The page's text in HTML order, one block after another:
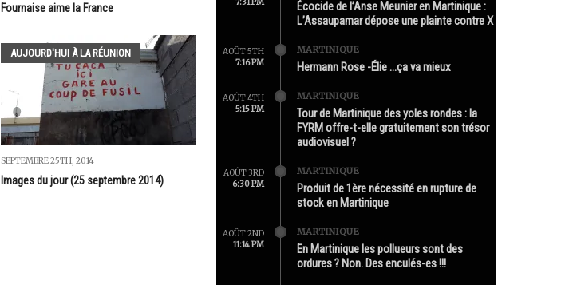
Fournaise aime la France
AUJOURD'HUI À LA RÉUNION
SEPTEMBRE 25TH, 2014
Images du jour (25 septembre 2014)
Écocide de l’Anse Meunier en Martinique :
L’Assaupamar dépose une plainte contre X
AOÛT 5TH
7:16 PM
MARTINIQUE
Hermann Rose -Élie …ça va mieux
AOÛT 4TH
5:15 PM
MARTINIQUE
Tour de Martinique des yoles rondes : la
FYRM offre-t-elle gratuitement son trésor
audiovisuel ?
AOÛT 3RD
6:30 PM
MARTINIQUE
Produit de 1ère nécessité en rupture de
stock en Martinique
AOÛT 2ND
11:14 PM
MARTINIQUE
En Martinique les pollueurs sont des
ordures ? Non. Des enculés-es !!!